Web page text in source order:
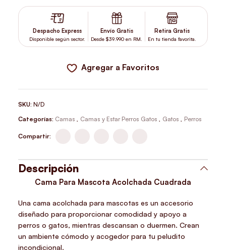
Despacho Express
Disponible según sector.
Envío Gratis
Desde $39.990 en RM.
Retira Gratis
En tu tienda favorita.
Agregar a Favoritos
SKU:N/D
Categorías: Camas Camas y Estar Perros Gatos Gatos Perros
Compartir:
Descripción
Cama Para Mascota Acolchada Cuadrada
Una cama acolchada para mascotas es un accesorio
diseñado para proporcionar comodidad y apoyo a
perros o gatos, mientras descansan o duermen. Crean
un ambiente cómodo y acogedor para tu peludito
incondicional.